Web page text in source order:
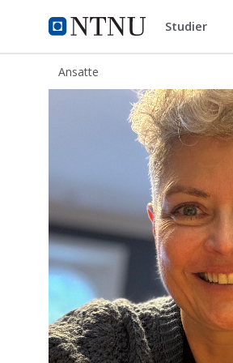
NTNU Hjemmeside
ntnu.no Studier
Ansatte
Tove Eivindsen